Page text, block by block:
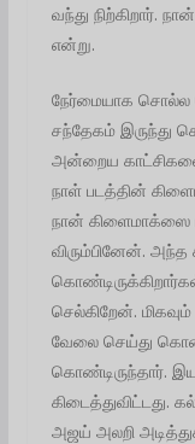
வந்து நிற்கிறார்.
என்று.
நேர்மையாக சொல்ல
சந்தேகம் இருந்து
அன்றைய
நாள் படத்தின்
நான் கிளைமாக்ஸை
விரும்பினேன். அந்த
செல்கிறேன்.
வேலை செய்து
கொண்டிருந்தார்.
கிடைத்துவிட்டது.
அஜய் அலறி